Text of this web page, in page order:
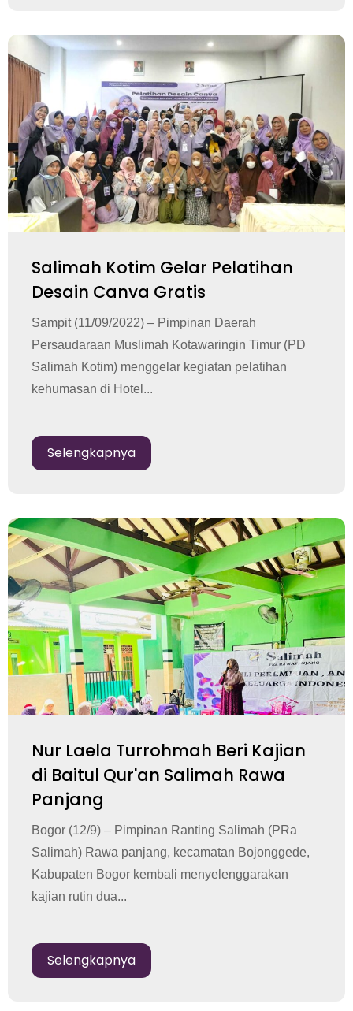
Salimah Kotim Gelar Pelatihan
Desain Canva Gratis
Sampit (11/09/2022) – Pimpinan Daerah
Persaudaraan Muslimah Kotawaringin Timur (PD
Salimah Kotim) menggelar kegiatan pelatihan
kehumasan di Hotel...
Selengkapnya
Nur Laela Turrohmah Beri Kajian
di Baitul Qur'an Salimah Rawa
Panjang
Bogor (12/9) – Pimpinan Ranting Salimah (PRa
Salimah) Rawa panjang, kecamatan Bojonggede,
Kabupaten Bogor kembali menyelenggarakan
kajian rutin dua...
Selengkapnya